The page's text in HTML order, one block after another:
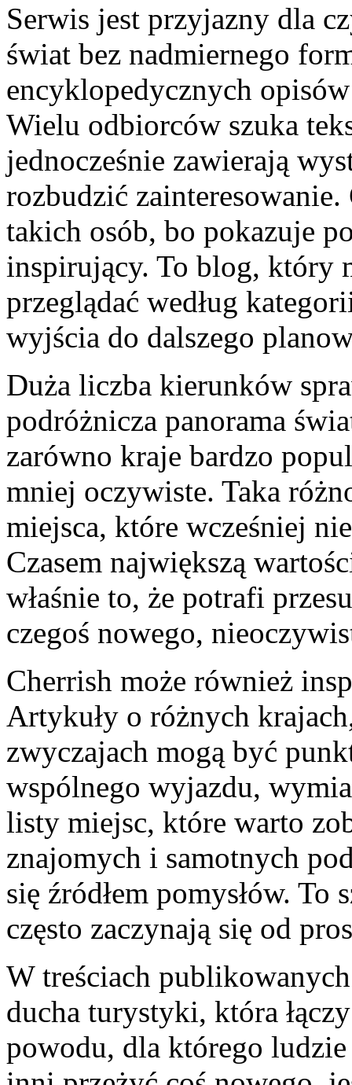
Serwis jest przyjazny dla
świat bez nadmiernego
encyklopedycznych
Wielu odbiorców szuka
jednocześnie zawierają
rozbudzić
takich osób, bo pokazuje
inspirujący. To blog, który
przeglądać według
wyjścia do dalszego
Duża liczba kierunków
podróżnicza panorama
zarówno kraje bardzo
mniej oczywiste. Taka
miejsca, które wcześniej
Czasem największą
właśnie to, że potrafi
czegoś nowego,
Cherrish może również
Artykuły o różnych
zwyczajach mogą być
wspólnego wyjazdu,
listy miejsc, które warto
znajomych i samotnych
się źródłem pomysłów. To
często zaczynają się od
W treściach
ducha turystyki, która
powodu, dla którego